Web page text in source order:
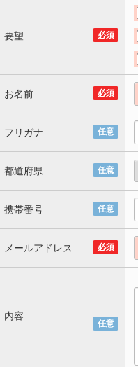
必須
要望
必須
お名前
任意
フリガナ
任意
都道府県
任意
携帯番号
必須
メールアドレス
任意
内容